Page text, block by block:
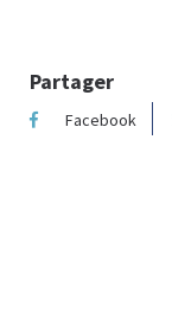
Partager
Facebook